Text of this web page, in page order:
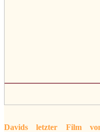
Davids letzter Film